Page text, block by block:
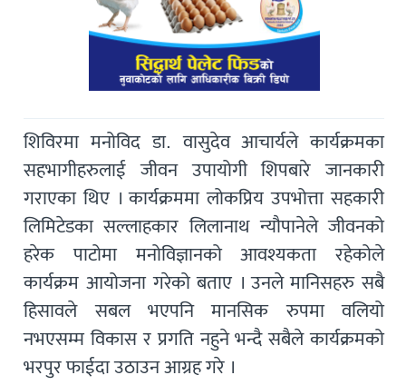
शिविरमा मनोविद डा. वासुदेव आचार्यले कार्यक्रमका
सहभागीहरुलाई जीवन उपायोगी शिपबारे जानकारी
गराएका थिए । कार्यक्रममा लोकप्रिय उपभोत्ता सहकारी
लिमिटेडका सल्लाहकार लिलानाथ न्यौपानेले जीवनको
हरेक पाटोमा मनोविज्ञानको आवश्यकता रहेकोले
कार्यक्रम आयोजना गरेको बताए । उनले मानिसहरु सबै
हिसावले सबल भएपनि मानसिक रुपमा वलियो
नभएसम्म विकास र प्रगति नहुने भन्दै सबैले कार्यक्रमको
भरपुर फाईदा उठाउन आग्रह गरे ।